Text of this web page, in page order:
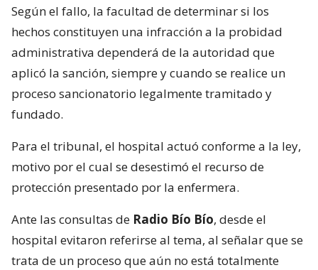
Según el fallo, la facultad de determinar si los
hechos constituyen una infracción a la probidad
administrativa dependerá de la autoridad que
aplicó la sanción, siempre y cuando se realice un
proceso sancionatorio legalmente tramitado y
fundado.
Para el tribunal, el hospital actuó conforme a la ley,
motivo por el cual se desestimó el recurso de
protección presentado por la enfermera.
Ante las consultas de Radio Bío Bío, desde el
hospital evitaron referirse al tema, al señalar que se
trata de un proceso que aún no está totalmente